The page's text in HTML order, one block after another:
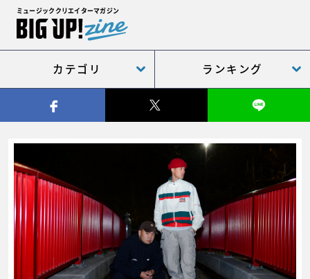
ミュージッククリエイターマガジン
カテゴリ ランキング